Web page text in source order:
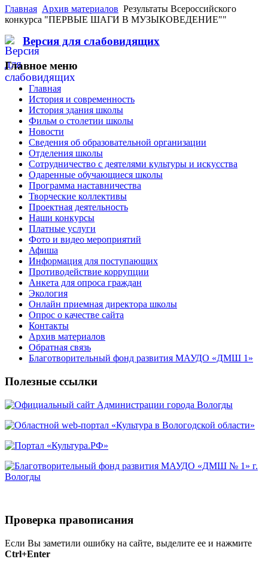
Главная Архив материалов Результаты Всероссийского
конкурса "ПЕРВЫЕ ШАГИ В МУЗЫКОВЕДЕНИЕ""
Версия для слабовидящих
Главное меню
Главная
История и современность
История здания школы
Фильм о столетии школы
Новости
Сведения об образовательной организации
Отделения школы
Сотрудничество с деятелями культуры и искусства
Одаренные обучающиеся школы
Программа наставничества
Творческие коллективы
Проектная деятельность
Наши конкурсы
Платные услуги
Фото и видео мероприятий
Афиша
Информация для поступающих
Противодействие коррупции
Анкета для опроса граждан
Экология
Онлайн приемная директора школы
Опрос о качестве сайта
Контакты
Архив материалов
Обратная связь
Благотворительный фонд развития МАУДО «ДМШ 1»
Полезные ссылки
Проверка правописания
Если Вы заметили ошибку на сайте, выделите ее и нажмите
Ctrl+Enter